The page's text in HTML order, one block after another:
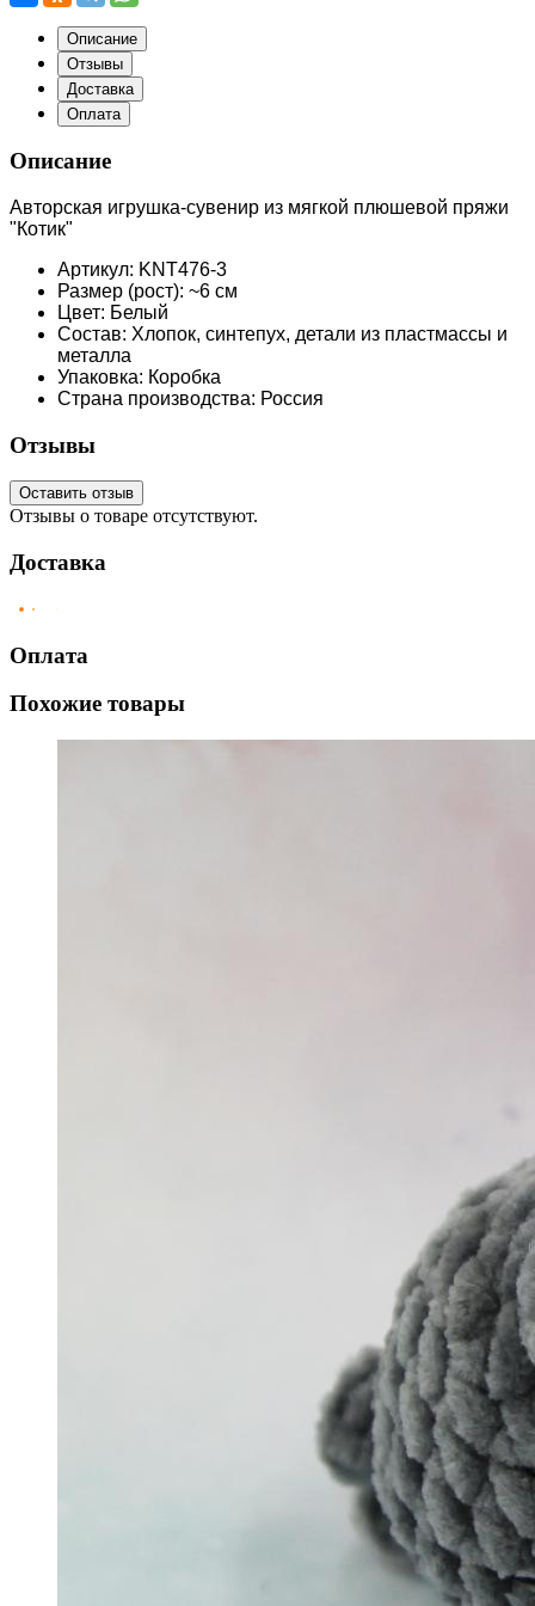
Описание
Отзывы
Доставка
Оплата
Описание
Авторская игрушка-сувенир из мягкой плюшевой пряжи
"Котик"
Артикул: KNT476-3
Размер (рост): ~6 см
Цвет: Белый
Состав: Хлопок, синтепух, детали из пластмассы и
металла
Упаковка: Коробка
Страна производства: Россия
Отзывы
Оставить отзыв
Отзывы о товаре отсутствуют.
Доставка
Оплата
Похожие товары